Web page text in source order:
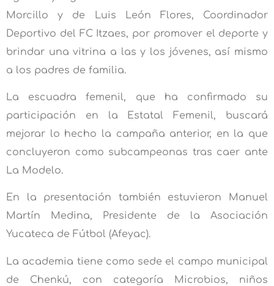
Morcillo y de Luis León Flores, Coordinador
Deportivo del FC Itzaes, por promover el deporte y
brindar una vitrina a las y los jóvenes, así mismo
a los padres de familia.
La escuadra femenil, que ha confirmado su
participación en la Estatal Femenil, buscará
mejorar lo hecho la campaña anterior, en la que
concluyeron como subcampeonas tras caer ante
La Modelo.
En la presentación también estuvieron Manuel
Martín Medina, Presidente de la Asociación
Yucateca de Fútbol (Afeyac).
La academia tiene como sede el campo municipal
de Chenkú, con categoría Microbios, niños